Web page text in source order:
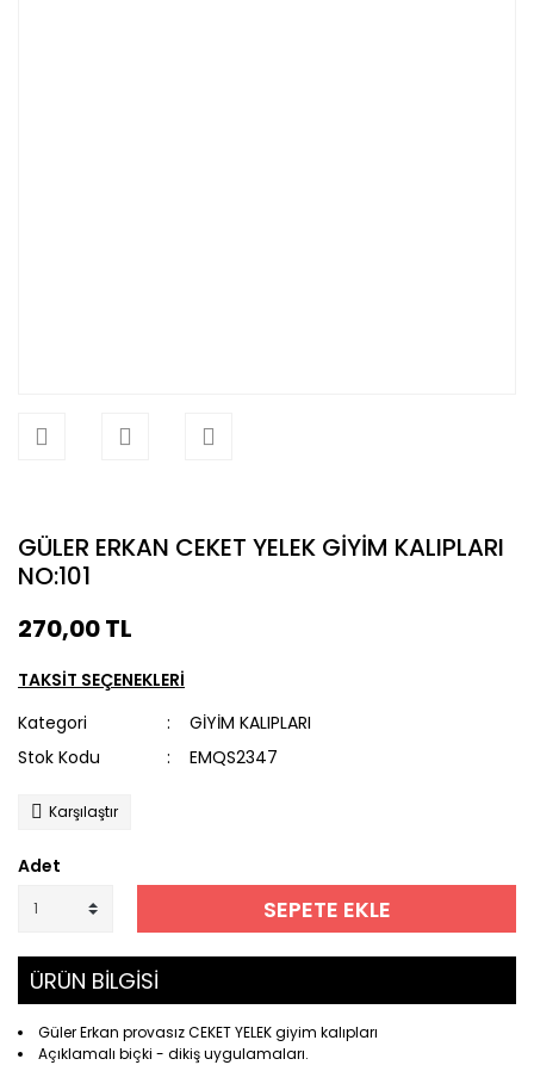
GÜLER ERKAN CEKET YELEK GİYİM KALIPLARI
NO:101
270,00 TL
TAKSİT SEÇENEKLERİ
Kategori
GİYİM KALIPLARI
Stok Kodu
EMQS2347
Karşılaştır
Adet
SEPETE EKLE
ÜRÜN BİLGİSİ
Güler Erkan provasız CEKET YELEK giyim kalıpları
Açıklamalı biçki - dikiş uygulamaları.